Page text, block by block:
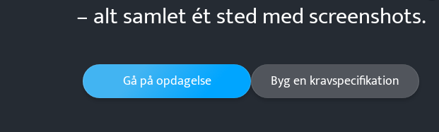
– alt samlet ét sted med screenshots.
Gå på opdagelse Byg en kravspecifikation